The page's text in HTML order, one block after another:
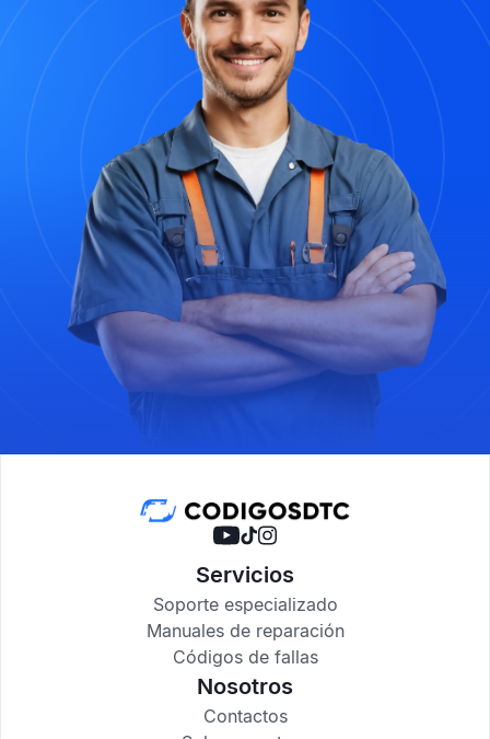
Servicios
Soporte especializado
Manuales de reparación
Códigos de fallas
Nosotros
Contactos